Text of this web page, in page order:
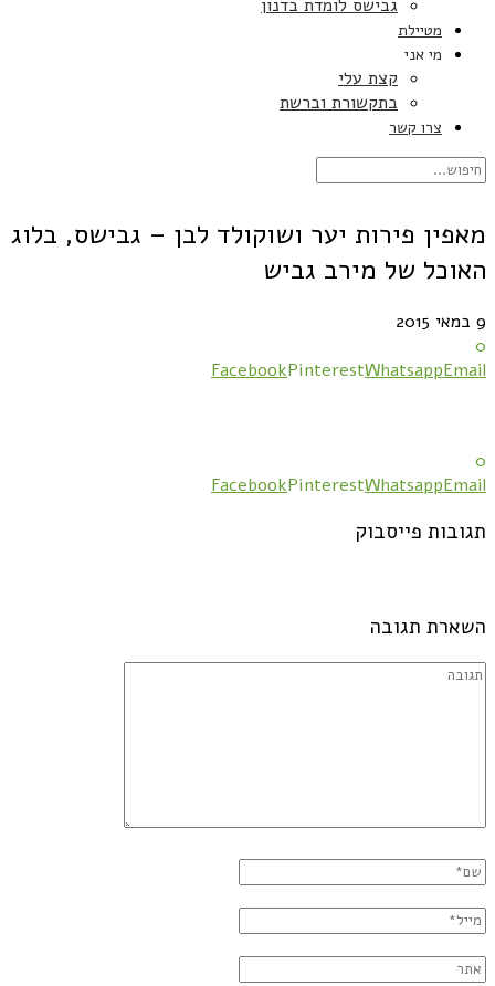
גבישס לומדת בדנון
מטיילת
מי אני
קצת עלי
בתקשורת וברשת
צרו קשר
מאפין פירות יער ושוקולד לבן – גבישס, בלוג
האוכל של מירב גביש
9 במאי 2015
0
FacebookPinterestWhatsappEmail
0
FacebookPinterestWhatsappEmail
תגובות פייסבוק
השארת תגובה